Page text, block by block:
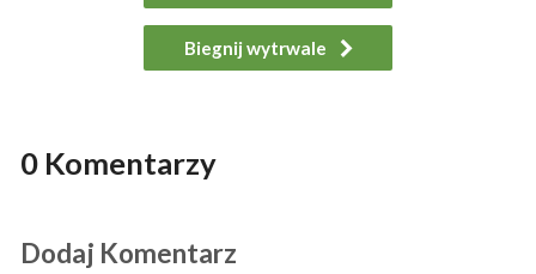
Biegnij wytrwale
0 Komentarzy
Dodaj Komentarz